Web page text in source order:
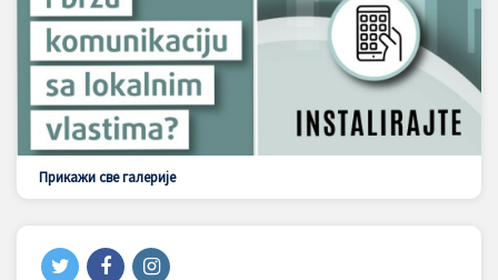
Прикажи све галерије